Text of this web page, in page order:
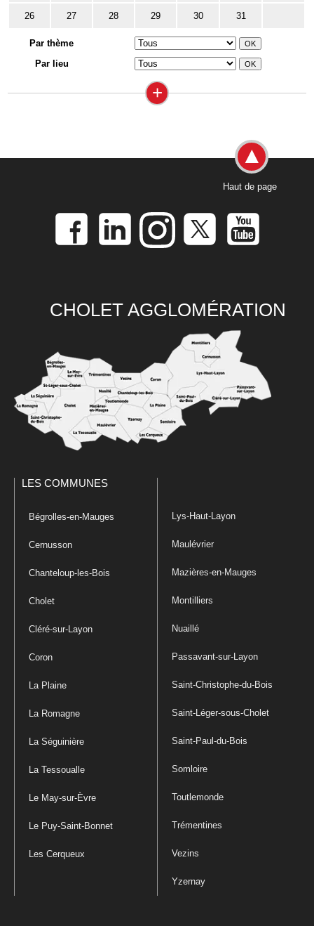
26 27 28 29 30 31
Par thème
Par lieu
+
Haut de page
CHOLET AGGLOMÉRATION
LES COMMUNES
Bégrolles-en-Mauges
Cernusson
Chanteloup-les-Bois
Cholet
Cléré-sur-Layon
Coron
La Plaine
La Romagne
La Séguinière
La Tessoualle
Le May-sur-Èvre
Le Puy-Saint-Bonnet
Les Cerqueux
Lys-Haut-Layon
Maulévrier
Mazières-en-Mauges
Montilliers
Nuaillé
Passavant-sur-Layon
Saint-Christophe-du-Bois
Saint-Léger-sous-Cholet
Saint-Paul-du-Bois
Somloire
Toutlemonde
Trémentines
Vezins
Yzernay